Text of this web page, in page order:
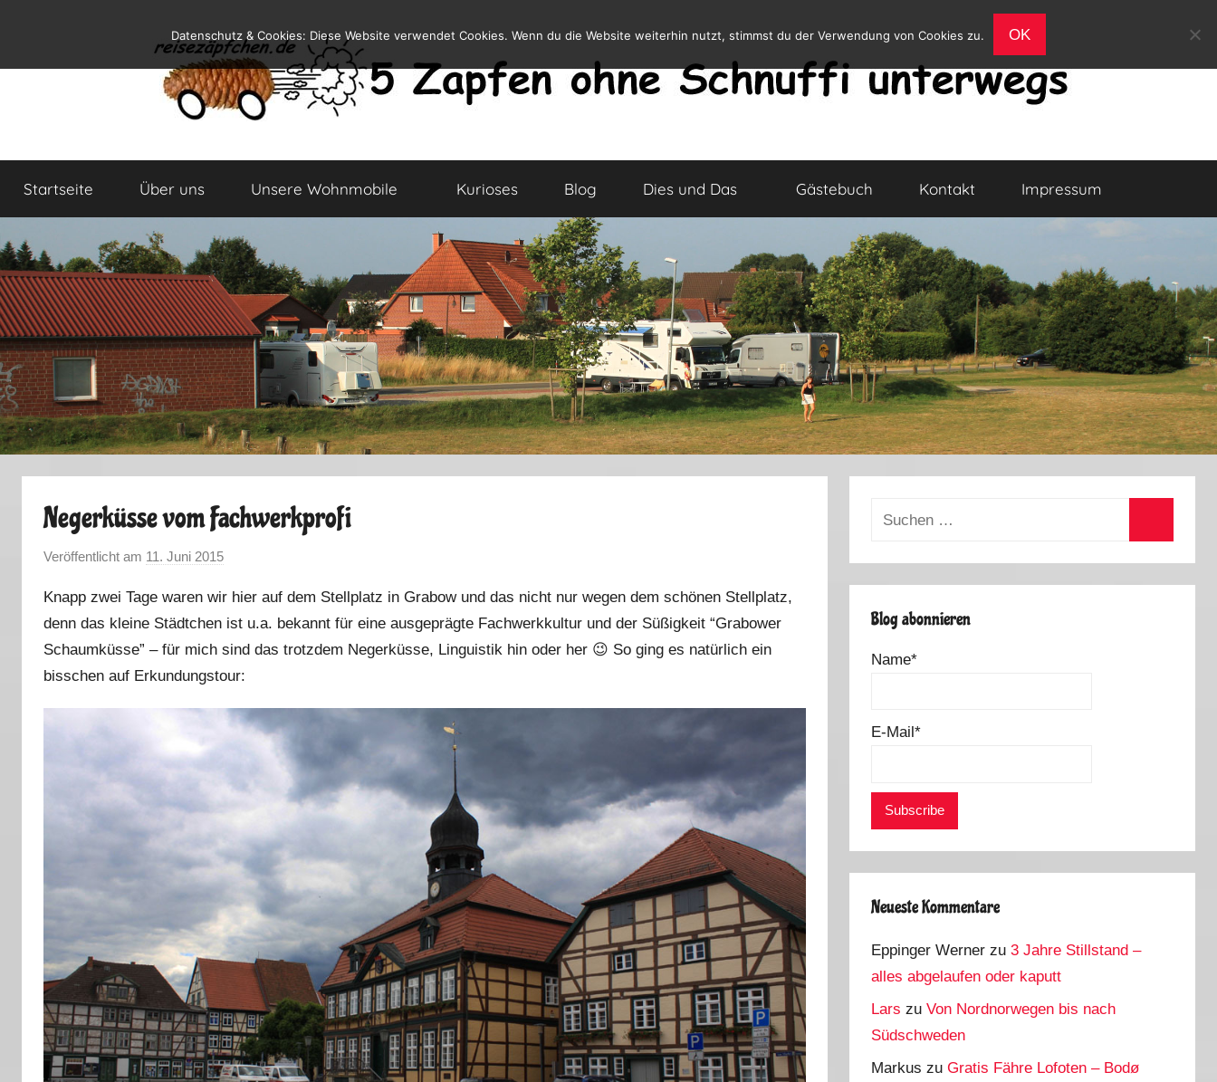
springen
Reiseblog
und
Leben
Wohnmobil
Startseite Über uns Unsere Wohnmobile Kurioses Blog Dies und Das Gästebuch Kontakt Impressum
Negerküsse vom Fachwerkprofi
Veröffentlicht am 11. Juni 2015
n
M
a
r
Knapp zwei Tage waren wir hier auf dem Stellplatz in Grabow und das nicht nur wegen dem schönen Stellplatz,
denn das kleine Städtchen ist u.a. bekannt für eine ausgeprägte Fachwerkkultur und der Süßigkeit “Grabower
Schaumküsse” – für mich sind das trotzdem Negerküsse, Linguistik hin oder her 😉 So ging es natürlich ein
bisschen auf Erkundungstour:
Suchen
Blog abonnieren
Name*
E-Mail*
Neueste Kommentare
Eppinger Werner zu3 Jahre Stillstand –
alles abgelaufen oder kaputt
Lars zuVon Nordnorwegen bis nach
Südschweden
Markus zuGratis Fähre Lofoten – Bodø
Datenschutz & Cookies: Diese Website verwendet Cookies. Wenn du die Website weiterhin nutzt, stimmst du der Verwendung von Cookies zu. OK